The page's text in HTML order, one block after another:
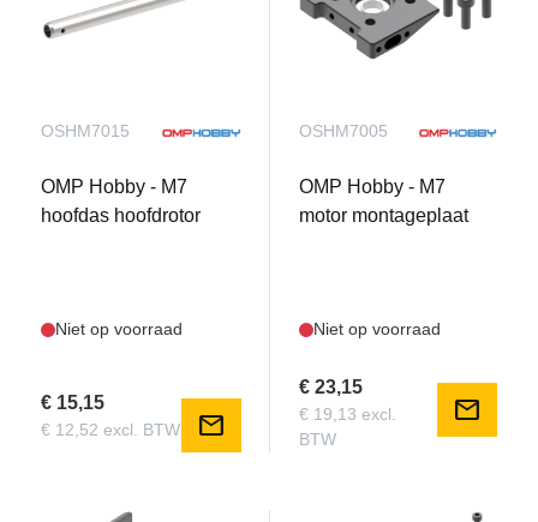
OSHM7015
OMP Hobby - M7
hoofdas hoofdrotor
Niet op voorraad
€ 15,15
€ 12,52 excl. BTW mail
OSHM7005
OMP Hobby - M7
motor montageplaat
Niet op voorraad
€ 23,15
€ 19,13 excl.
BTW
mail